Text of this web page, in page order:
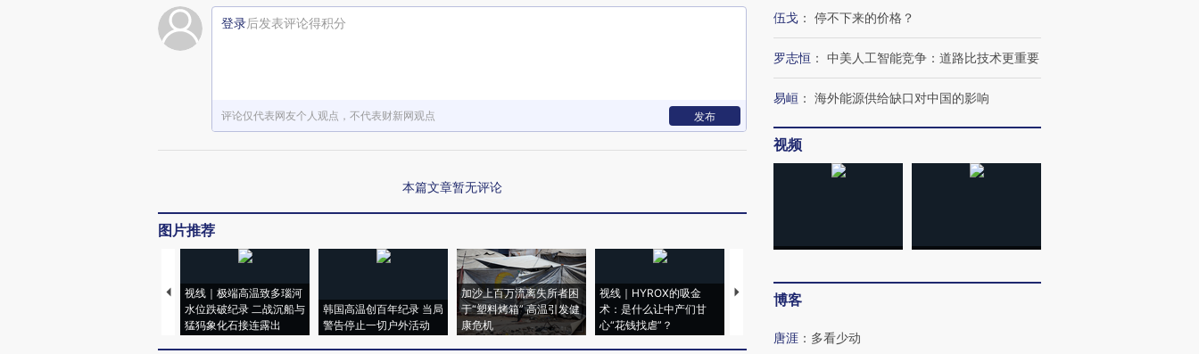
登录后发表评论得积分
评论仅代表网友个人观点，不代表财新网观点 发布
本篇文章暂无评论
图片推荐
视线｜极端高温致多瑙河
水位跌破纪录 二战沉船与
猛犸象化石接连露出
韩国高温创百年纪录 当局
警告停止一切户外活动
加沙上百万流离失所者困
于“塑料烤箱” 高温引发健
康危机
视线｜HYROX的吸金
术：是什么让中产们甘
心“花钱找虐”？
马航飞行员跨国走私7万
粒摇头丸 尿检体内含3种
伍戈 ： 停不下来的价格？
罗志恒 ： 中美人工智能竞争：道路比技术更重要
易峘 ： 海外能源供给缺口对中国的影响
视频
博客
唐涯 ： 多看少动